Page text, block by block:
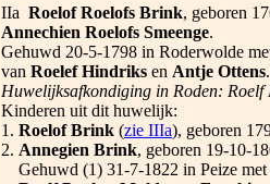
IIa Roelof Roelofs Brink, geboren
Annechien Roelofs Smeenge.
Gehuwd 20-5-1798 in Roderwolde
van Roelef Hindriks en Antje Ottens.
Huwelijksafkondiging in Roden: Roelf
Kinderen uit dit huwelijk:
1. Roelof Brink (zie IIIa), geboren
2. Annegien Brink, geboren 19-10-
Gehuwd (1) 31-7-1822 in Peize met